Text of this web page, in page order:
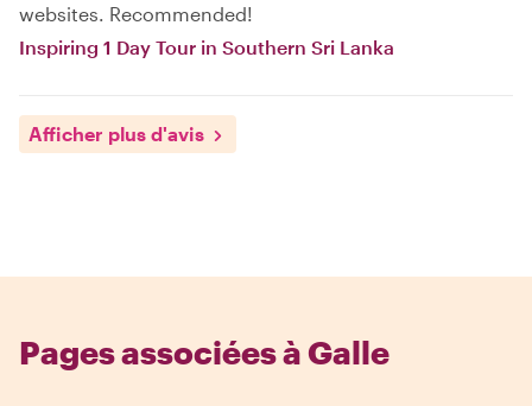
websites. Recommended!
Inspiring 1 Day Tour in Southern Sri Lanka
Afficher plus d'avis
Pages associées à Galle